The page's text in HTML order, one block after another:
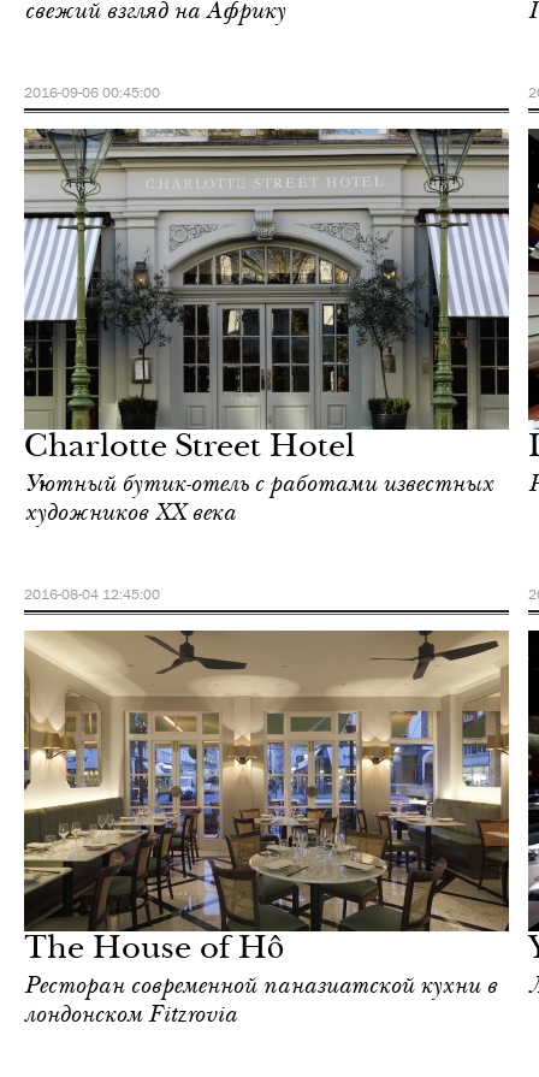
свежий взгляд на Африку
2016-09-06 00:45:00
Charlotte Street Hotel
Уютный бутик-отель с работами известных
художников ХХ века
2016-08-04 12:45:00
The House of Hô
Ресторан современной паназиатской кухни в
лондонском Fitzrovia